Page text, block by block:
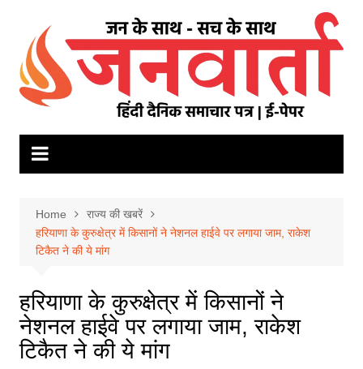
content
Home
राज्य की खबरें
हरियाणा के कुरुक्षेत्र में किसानों ने नेशनल हाईवे पर लगाया जाम, राकेश
टिकैत ने की ये मांग
हरियाणा के कुरुक्षेत्र में किसानों ने
नेशनल हाईवे पर लगाया जाम, राकेश
टिकैत ने की ये मांग